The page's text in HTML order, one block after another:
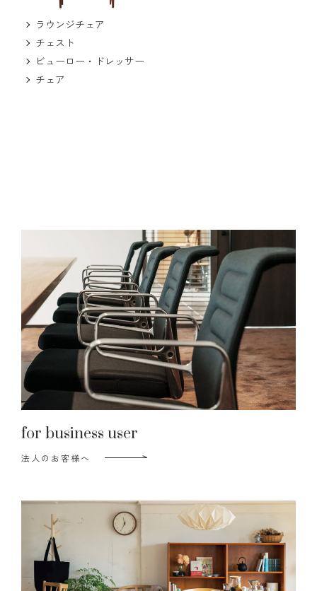
ラウンジチェア
チェスト
ビューロー・ドレッサー
チェア
for business user
法人のお客様へ